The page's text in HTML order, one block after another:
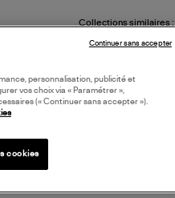
Collections similaires :
personnalisation, publicité et
vos choix via « Paramétrer »,
(« Continuer sans accepter »).
cookies
Continuer sans accepter